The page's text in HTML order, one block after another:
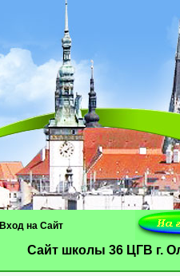
Вход на Сайт
Cайт школы 36 ЦГВ г.